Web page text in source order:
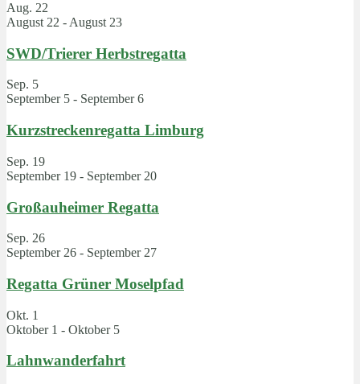
Aug. 22
August 22 - August 23
SWD/Trierer Herbstregatta
Sep. 5
September 5 - September 6
Kurzstreckenregatta Limburg
Sep. 19
September 19 - September 20
Großauheimer Regatta
Sep. 26
September 26 - September 27
Regatta Grüner Moselpfad
Okt. 1
Oktober 1 - Oktober 5
Lahnwanderfahrt